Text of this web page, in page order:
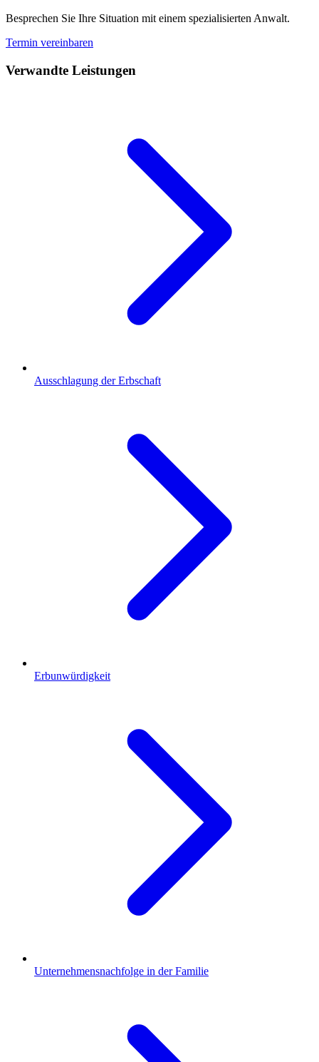
Besprechen Sie Ihre Situation mit einem spezialisierten Anwalt.
Termin vereinbaren
Verwandte Leistungen
Ausschlagung der Erbschaft
Erbunwürdigkeit
Unternehmensnachfolge in der Familie